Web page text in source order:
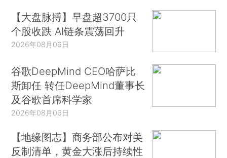
【大盘脉搏】早盘超3700只
个股收跌 AI链条震荡回升
2026年08月06日
谷歌DeepMind CEO哈萨比
斯卸任 转任DeepMind董事长
及谷歌首席科学家
2026年08月06日
【地缘图志】商务部公布对美
反制清单，黄金大涨后持续性